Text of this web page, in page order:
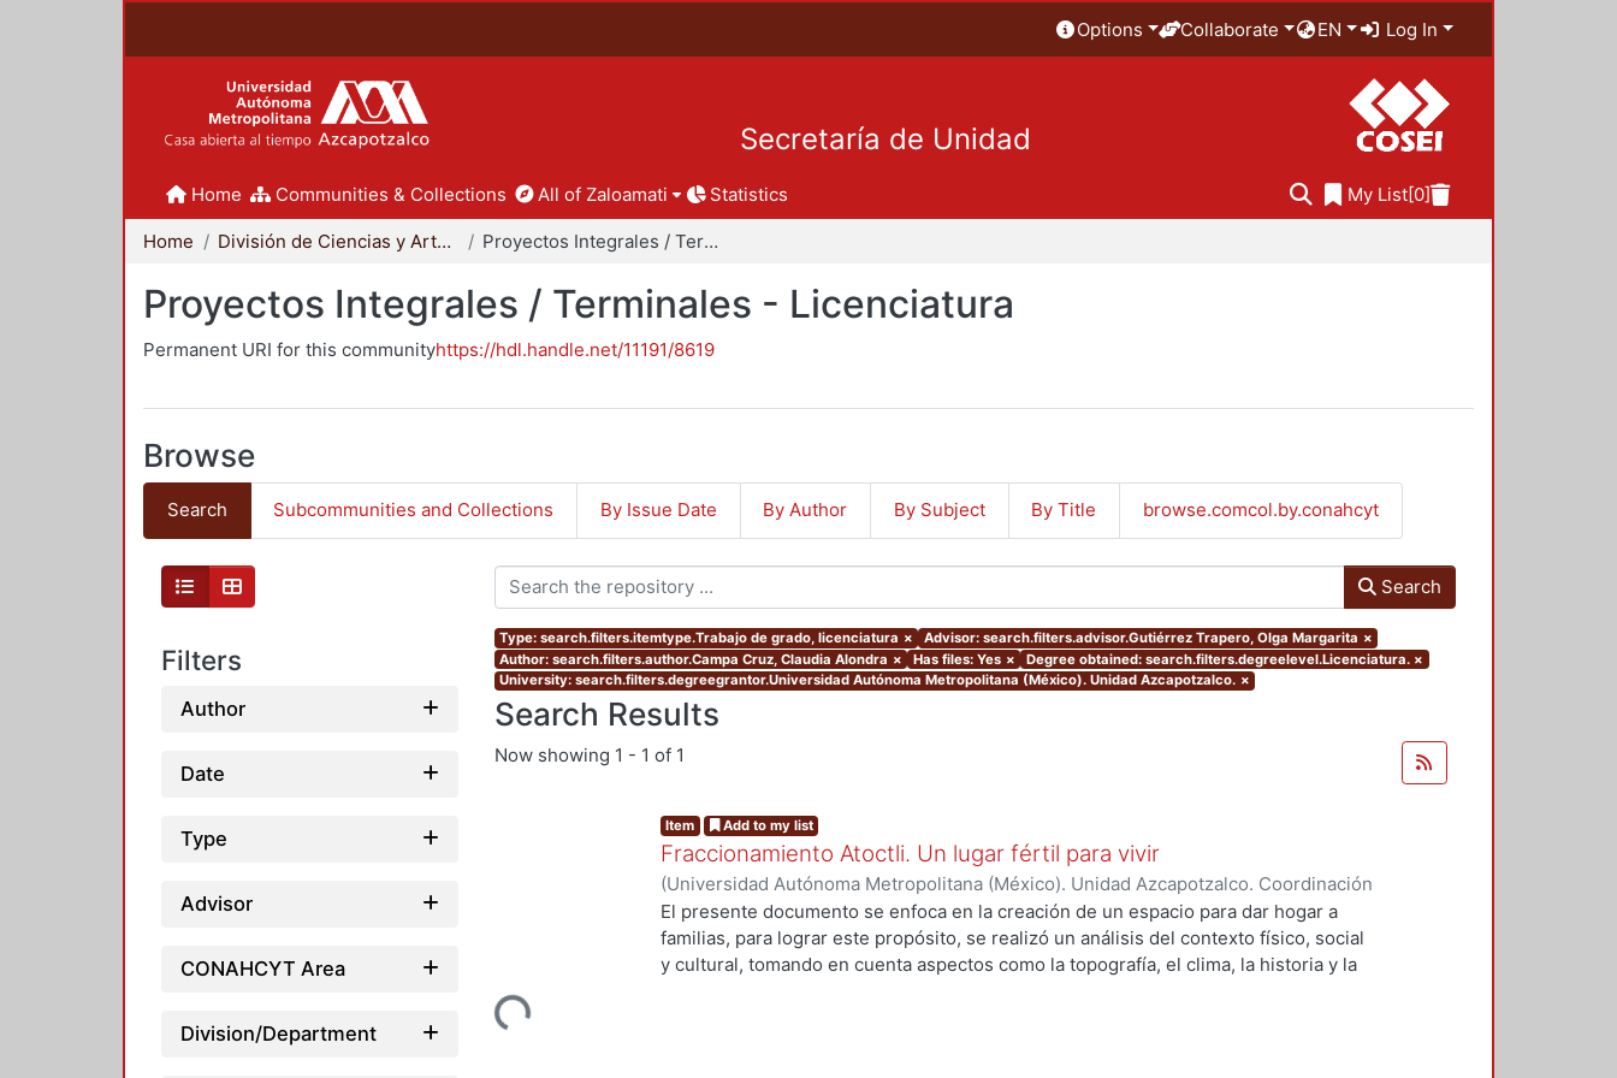
Options Collaborate EN Log In
Secretaría de Unidad
Home Communities & Collections All of Zaloamati Statistics My List[0]
Home División de Ciencias y Artes para el Diseño Proyectos Integrales / Terminales - Licenciatura
Proyectos Integrales / Terminales - Licenciatura
Permanent URI for this communityhttps://hdl.handle.net/11191/8619
Browse
Search Subcommunities and Collections By Issue Date By Author By Subject By Title browse.comcol.by.conahcyt
Filters
Author
Date
Type
Advisor
CONAHCYT Area
Division/Department
Search
Type: search.filters.itemtype.Trabajo de grado, licenciatura × Advisor: search.filters.advisor.Gutiérrez Trapero, Olga Margarita ×
Author: search.filters.author.Campa Cruz, Claudia Alondra × Has files: Yes × Degree obtained: search.filters.degreelevel.Licenciatura. ×
University: search.filters.degreegrantor.Universidad Autónoma Metropolitana (México). Unidad Azcapotzalco. ×
Search Results
Now showing 1 - 1 of 1
Loading...
Item Add to my list
Fraccionamiento Atoctli. Un lugar fértil para vivir
(Universidad Autónoma Metropolitana (México). Unidad Azcapotzalco. Coordinación
de Servicios de Información.,2023-06-30)Campa Cruz, Claudia Alondra;Arce
Lozada, Jazmín Adriana; Chávez Jiménez, Marisol
El presente documento se enfoca en la creación de un espacio para dar hogar a
familias, para lograr este propósito, se realizó un análisis del contexto físico, social
y cultural, tomando en cuenta aspectos como la topografía, el clima, la historia y la